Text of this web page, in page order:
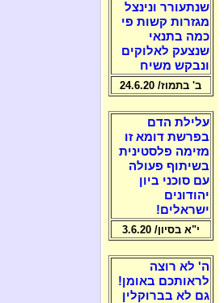
שנתעורר ונינצל
מגזרות קשות פי
כמה בתנאי
שנצעק לאלוקים
ונבקש משיח
ב' בתמוז/ 24.6.20
עלילת הדם
בפרשת דומא זו
מזימה פלסטינית
בשיתוף פעולה
עם סוכני ביון
יהודונים
ישראלים!
י"א בסיון/ 3.6.20
ה' לא רוצה
לראותכם באומן!
גם לא בברוקלין